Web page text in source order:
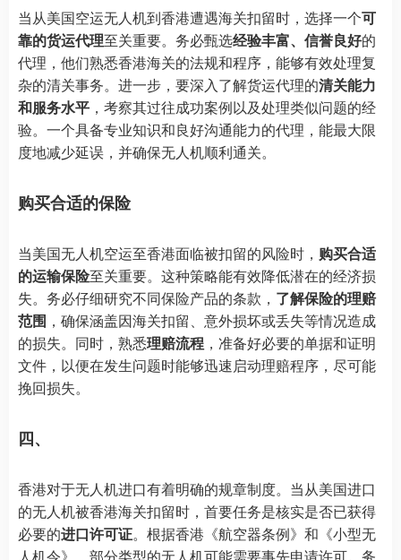
当从美国空运无人机到香港遭遇海关扣留时，选择一个可
靠的货运代理至关重要。务必甄选经验丰富、信誉良好的
代理，他们熟悉香港海关的法规和程序，能够有效处理复
杂的清关事务。进一步，要深入了解货运代理的清关能力
和服务水平 ，考察其过往成功案例以及处理类似问题的经
验。一个具备专业知识和良好沟通能力的代理，能最大限
度地减少延误，并确保无人机顺利通关。
购买合适的保险
当美国无人机空运至香港面临被扣留的风险时， 购买合适
的运输保险至关重要。这种策略能有效降低潜在的经济损
失。务必仔细研究不同保险产品的条款， 了解保险的理赔
范围 ，确保涵盖因海关扣留、意外损坏或丢失等情况造成
的损失。同时，熟悉理赔流程 ，准备好必要的单据和证明
文件，以便在发生问题时能够迅速启动理赔程序，尽可能
挽回损失。
四、
香港对于无人机进口有着明确的规章制度。当从美国进口
的无人机被香港海关扣留时，首要任务是核实是否已获得
必要的进口许可证。根据香港《航空器条例》和《小型无
人机令》，部分类型的无人机可能需要事先申请许可。务